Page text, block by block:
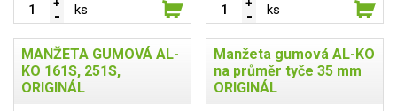
ks ks
MANŽETA GUMOVÁ AL-
KO 161S, 251S,
ORIGINÁL
Manžeta gumová AL-KO
na průměr tyče 35 mm
ORIGINÁL